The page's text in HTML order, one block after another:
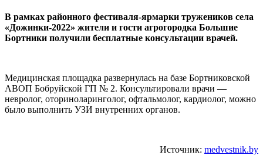
В рамках районного фестиваля-ярмарки тружеников села
«Дожинки-2022» жители и гости агрогородка Большие
Бортники получили бесплатные консультации врачей.
Медицинская площадка развернулась на базе Бортниковской
АВОП Бобруйской ГП № 2. Консультировали врачи —
невролог, оториноларинголог, офтальмолог, кардиолог, можно
было выполнить УЗИ внутренних органов.
Источник: medvestnik.by